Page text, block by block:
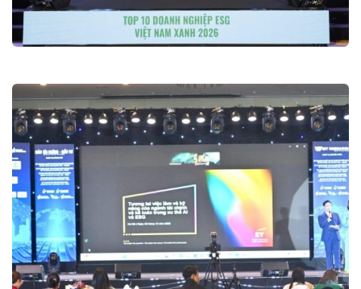
Lễ công bố và Vinh danh